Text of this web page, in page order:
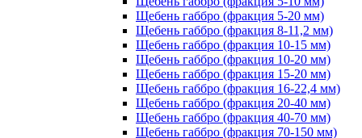
Щебень габбро (фракция 5-20 мм)
Щебень габбро (фракция 8-11,2 мм)
Щебень габбро (фракция 10-15 мм)
Щебень габбро (фракция 10-20 мм)
Щебень габбро (фракция 15-20 мм)
Щебень габбро (фракция 16-22,4 мм)
Щебень габбро (фракция 20-40 мм)
Щебень габбро (фракция 40-70 мм)
Щебень габбро (фракция 70-150 мм)